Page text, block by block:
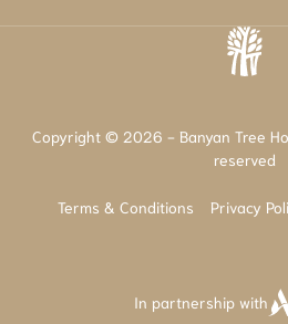
Copyright © 2026 - Banyan Tree
reserved
Terms & Conditions Privacy
In partnership with